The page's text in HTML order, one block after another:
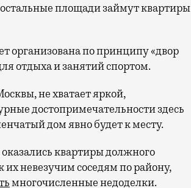
площади займут квартиры
организована по принципу «двор
отдыха и занятий спортом.
не хватает яркой,
достопримечательности здесь
дом явно будет к месту.
квартиры должного
невезучим соседям по району,
многочисленные недоделки.